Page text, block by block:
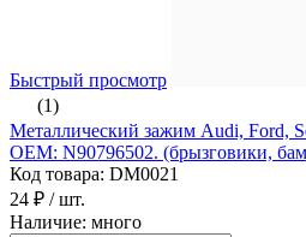
Быстрый просмотр
(1)
Металлический зажим Audi, Ford,
ОЕМ: N90796502. (брызговики,
Код товара: DM0021
24 ₽ / шт.
Наличие: много